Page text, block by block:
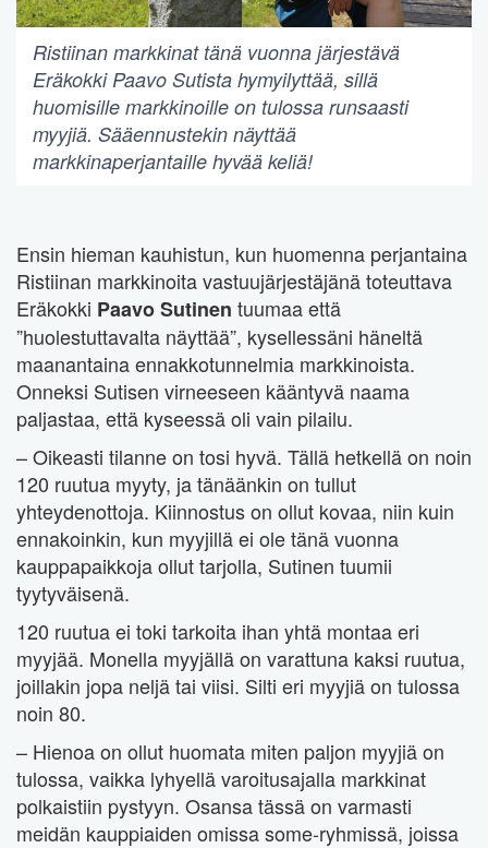
Ristiinan markkinat tänä vuonna järjestävä
Eräkokki Paavo Sutista hymyilyttää, sillä
huomisille markkinoille on tulossa runsaasti
myyjiä. Sääennustekin näyttää
markkinaperjantaille hyvää keliä!
Ensin hieman kauhistun, kun huomenna perjantaina
Ristiinan markkinoita vastuujärjestäjänä toteuttava
Eräkokki Paavo Sutinen tuumaa että
”huolestuttavalta näyttää”, kysellessäni häneltä
maanantaina ennakkotunnelmia markkinoista.
Onneksi Sutisen virneeseen kääntyvä naama
paljastaa, että kyseessä oli vain pilailu.
– Oikeasti tilanne on tosi hyvä. Tällä hetkellä on noin
120 ruutua myyty, ja tänäänkin on tullut
yhteydenottoja. Kiinnostus on ollut kovaa, niin kuin
ennakoinkin, kun myyjillä ei ole tänä vuonna
kauppapaikkoja ollut tarjolla, Sutinen tuumii
tyytyväisenä.
120 ruutua ei toki tarkoita ihan yhtä montaa eri
myyjää. Monella myyjällä on varattuna kaksi ruutua,
joillakin jopa neljä tai viisi. Silti eri myyjiä on tulossa
noin 80.
– Hienoa on ollut huomata miten paljon myyjiä on
tulossa, vaikka lyhyellä varoitusajalla markkinat
polkaistiin pystyyn. Osansa tässä on varmasti
meidän kauppiaiden omissa some-ryhmissä, joissa